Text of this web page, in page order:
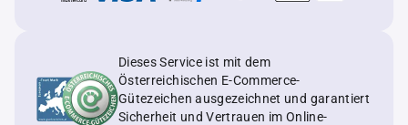
Dieses Service ist mit dem
Österreichischen E-Commerce-
Gütezeichen ausgezeichnet und garantiert
Sicherheit und Vertrauen im Online-